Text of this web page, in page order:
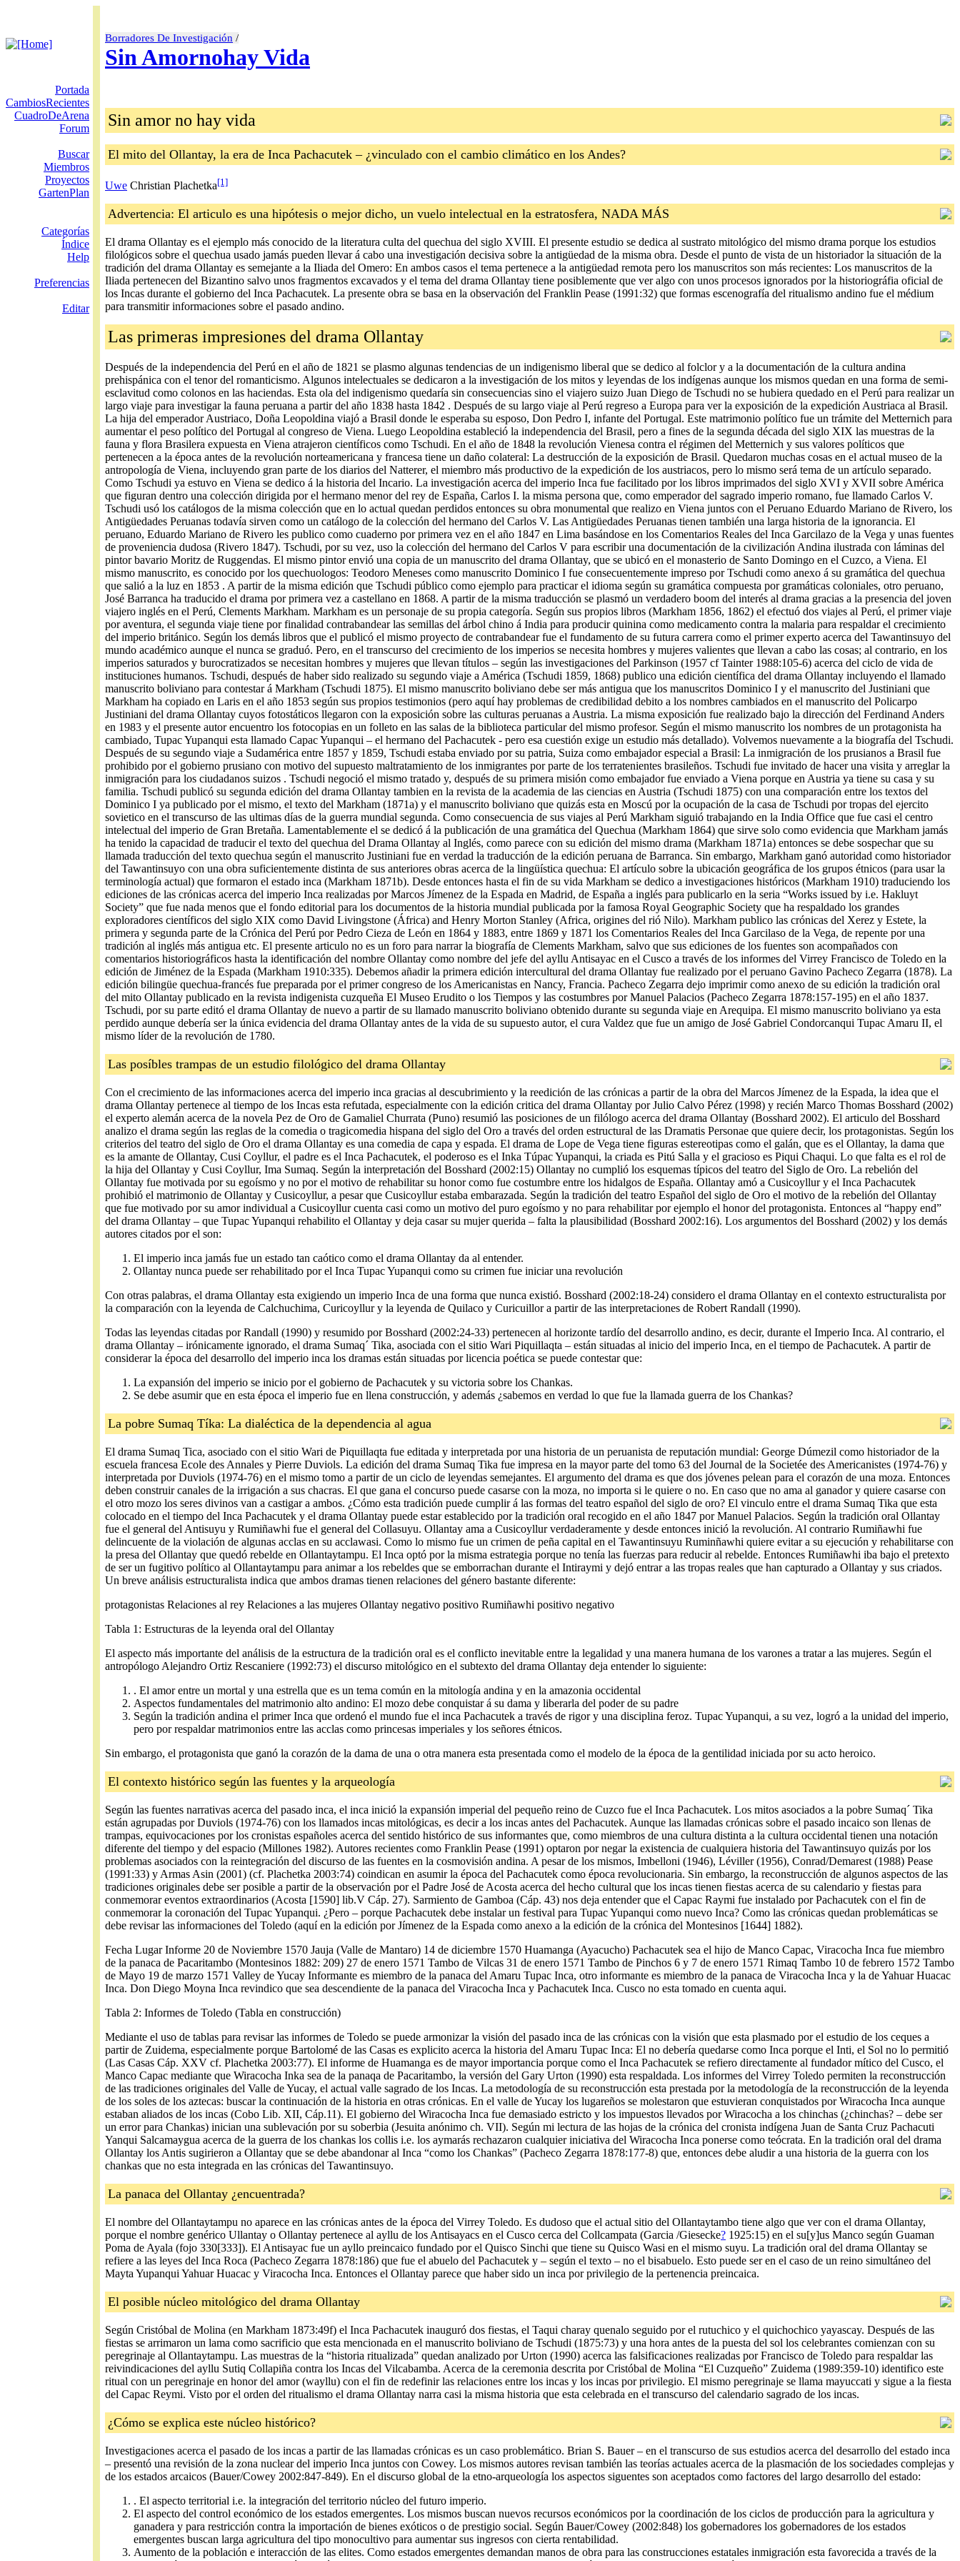
Borradores De Investigación /
Sin Amornohay Vida
Portada
CambiosRecientes
CuadroDeArena
Forum
Buscar
Miembros
Proyectos
GartenPlan
Categorías
Índice
Help
Preferencias
Editar
Sin amor no hay vida
El mito del Ollantay, la era de Inca Pachacutek – ¿vinculado con el cambio climático en los Andes?
Uwe Christian Plachetka[1]
Advertencia: El articulo es una hipótesis o mejor dicho, un vuelo intelectual en la estratosfera, NADA MÁS
El drama Ollantay es el ejemplo más conocido de la literatura culta del quechua del siglo XVIII. El presente estudio se dedica al sustrato mitológico del mismo drama porque los estudios
filológicos sobre el quechua usado jamás pueden llevar á cabo una investigación decisiva sobre la antigüedad de la misma obra. Desde el punto de vista de un historiador la situación de la
tradición del drama Ollantay es semejante a la Iliada del Omero: En ambos casos el tema pertenece a la antigüedad remota pero los manuscritos son más recientes: Los manuscritos de la
Iliada pertenecen del Bizantino salvo unos fragmentos excavados y el tema del drama Ollantay tiene posiblemente que ver algo con unos procesos ignorados por la historiográfia oficial de
los Incas durante el gobierno del Inca Pachacutek. La presente obra se basa en la observación del Franklin Pease (1991:32) que formas escenografía del ritualismo andino fue el médium
para transmitir informaciones sobre el pasado andino.
Las primeras impresiones del drama Ollantay
Después de la independencia del Perú en el año de 1821 se plasmo algunas tendencias de un indigenismo liberal que se dedico al folclor y a la documentación de la cultura andina
prehispánica con el tenor del romanticismo. Algunos intelectuales se dedicaron a la investigación de los mitos y leyendas de los indígenas aunque los mismos quedan en una forma de semi-
esclavitud como colonos en las haciendas. Esta ola del indigenismo quedaría sin consecuencias sino el viajero suizo Juan Diego de Tschudi no se hubiera quedado en el Perú para realizar un
largo viaje para investigar la fauna peruana a partir del año 1838 hasta 1842 . Después de su largo viaje al Perú regreso a Europa para ver la exposición de la expedición Austriaca al Brasil.
La hija del emperador Austriaco, Doña Leopoldina viajó a Brasil donde le esperaba su esposo, Don Pedro I, infante del Portugal. Este matrimonio político fue un trámite del Metternich para
aumentar el peso político del Portugal al congreso de Viena. Luego Leopoldina estableció la independencia del Brasil, pero a fines de la segunda década del siglo XIX las muestras de la
fauna y flora Brasilera expuesta en Viena atrajeron científicos como Tschudi. En el año de 1848 la revolución Vienesa contra el régimen del Metternich y sus valores políticos que
pertenecen a la época antes de la revolución norteamericana y francesa tiene un daño colateral: La destrucción de la exposición de Brasil. Quedaron muchas cosas en el actual museo de la
antropología de Viena, incluyendo gran parte de los diarios del Natterer, el miembro más productivo de la expedición de los austriacos, pero lo mismo será tema de un artículo separado.
Como Tschudi ya estuvo en Viena se dedico á la historia del Incario. La investigación acerca del imperio Inca fue facilitado por los libros imprimados del siglo XVI y XVII sobre América
que figuran dentro una colección dirigida por el hermano menor del rey de España, Carlos I. la misma persona que, como emperador del sagrado imperio romano, fue llamado Carlos V.
Tschudi usó los catálogos de la misma colección que en lo actual quedan perdidos entonces su obra monumental que realizo en Viena juntos con el Peruano Eduardo Mariano de Rivero, los
Antigüedades Peruanas todavía sirven como un catálogo de la colección del hermano del Carlos V. Las Antigüedades Peruanas tienen también una larga historia de la ignorancia. El
peruano, Eduardo Mariano de Rivero les publico como cuaderno por primera vez en el año 1847 en Lima basándose en los Comentarios Reales del Inca Garcilazo de la Vega y unas fuentes
de proveniencia dudosa (Rivero 1847). Tschudi, por su vez, uso la colección del hermano del Carlos V para escribir una documentación de la civilización Andina ilustrada con láminas del
pintor bavario Moritz de Ruggendas. El mismo pintor envió una copia de un manuscrito del drama Ollantay, que se ubicó en el monasterio de Santo Domingo en el Cuzco, a Viena. El
mismo manuscrito, es conocido por los quechuologos: Teodoro Meneses como manuscrito Dominico I fue consecuentemente impreso por Tschudi como anexo á su gramática del quechua
que salió a la luz en 1853 . A partir de la misma edición que Tschudi público como ejemplo para practicar el idioma según su gramática compuesta por gramáticas coloniales, otro peruano,
José Barranca ha traducido el drama por primera vez a castellano en 1868. A partir de la misma traducción se plasmó un verdadero boom del interés al drama gracias a la presencia del joven
viajero inglés en el Perú, Clements Markham. Markham es un personaje de su propia categoría. Según sus propios libros (Markham 1856, 1862) el efectuó dos viajes al Perú, el primer viaje
por aventura, el segunda viaje tiene por finalidad contrabandear las semillas del árbol chino á India para producir quinina como medicamento contra la malaria para respaldar el crecimiento
del imperio británico. Según los demás libros que el publicó el mismo proyecto de contrabandear fue el fundamento de su futura carrera como el primer experto acerca del Tawantinsuyo del
mundo académico aunque el nunca se graduó. Pero, en el transcurso del crecimiento de los imperios se necesita hombres y mujeres valientes que llevan a cabo las cosas; al contrario, en los
imperios saturados y burocratizados se necesitan hombres y mujeres que llevan títulos – según las investigaciones del Parkinson (1957 cf Tainter 1988:105-6) acerca del ciclo de vida de
instituciones humanos. Tschudi, después de haber sido realizado su segundo viaje a América (Tschudi 1859, 1868) publico una edición científica del drama Ollantay incluyendo el llamado
manuscrito boliviano para contestar á Markham (Tschudi 1875). El mismo manuscrito boliviano debe ser más antigua que los manuscritos Dominico I y el manuscrito del Justiniani que
Markham ha copiado en Laris en el año 1853 según sus propios testimonios (pero aquí hay problemas de credibilidad debito a los nombres cambiados en el manuscrito del Policarpo
Justiniani del drama Ollantay cuyos fotostáticos llegaron con la exposición sobre las culturas peruanas a Austria. La misma exposición fue realizado bajo la dirección del Ferdinand Anders
en 1983 y el presente autor encuentro los fotocopias en un folleto en las salas de la biblioteca particular del mismo profesor. Según el mismo manuscrito los nombres de un protagonista ha
cambiado, Tupac Yupanqui esta llamado Capac Yupanqui – el hermano del Pachacutek - pero esa cuestión exige un estudio más detallado). Volvemos nuevamente a la biografía del Tschudi.
Después de su segundo viaje a Sudamérica entre 1857 y 1859, Tschudi estaba enviado por su patria, Suiza como embajador especial a Brasil: La inmigración de los prusianos a Brasil fue
prohibido por el gobierno prusiano con motivo del supuesto maltratamiento de los inmigrantes por parte de los terratenientes brasileños. Tschudi fue invitado de hacer una visita y arreglar la
inmigración para los ciudadanos suizos . Tschudi negoció el mismo tratado y, después de su primera misión como embajador fue enviado a Viena porque en Austria ya tiene su casa y su
familia. Tschudi publicó su segunda edición del drama Ollantay tambien en la revista de la academia de las ciencias en Austria (Tschudi 1875) con una comparación entre los textos del
Dominico I ya publicado por el mismo, el texto del Markham (1871a) y el manuscrito boliviano que quizás esta en Moscú por la ocupación de la casa de Tschudi por tropas del ejercito
sovietico en el transcurso de las ultimas días de la guerra mundial segunda. Como consecuencia de sus viajes al Perú Markham siguió trabajando en la India Office que fue casi el centro
intelectual del imperio de Gran Bretaña. Lamentablemente el se dedicó á la publicación de una gramática del Quechua (Markham 1864) que sirve solo como evidencia que Markham jamás
ha tenido la capacidad de traducir el texto del quechua del Drama Ollantay al Inglés, como parece con su edición del mismo drama (Markham 1871a) entonces se debe sospechar que su
llamada traducción del texto quechua según el manuscrito Justiniani fue en verdad la traducción de la edición peruana de Barranca. Sin embargo, Markham ganó autoridad como historiador
del Tawantinsuyo con una obra suficientemente distinta de sus anteriores obras acerca de la lingüística quechua: El artículo sobre la ubicación geográfica de los grupos étnicos (para usar la
terminología actual) que formaron el estado inca (Markham 1871b). Desde entonces hasta el fin de su vida Markham se dedico a investigaciones históricos (Markham 1910) traduciendo los
ediciones de las crónicas acerca del imperio Inca realizadas por Marcos Jímenez de la Espada en Madrid, de España a inglés para publicarlo en la seria “Works issued by i.e. Hakluyt
Society” que fue nada menos que el fondo editorial para los documentos de la historia mundial publicada por la famosa Royal Geographic Society que ha respaldado los grandes
exploradores científicos del siglo XIX como David Livingstone (África) and Henry Morton Stanley (Africa, origines del rió Nilo). Markham publico las crónicas del Xerez y Estete, la
primera y segunda parte de la Crónica del Perú por Pedro Cieza de León en 1864 y 1883, entre 1869 y 1871 los Comentarios Reales del Inca Garcilaso de la Vega, de repente por una
tradición al inglés más antigua etc. El presente articulo no es un foro para narrar la biografía de Clements Markham, salvo que sus ediciones de los fuentes son acompañados con
comentarios historiográficos hasta la identificación del nombre Ollantay como nombre del jefe del ayllu Antisayac en el Cusco a través de los informes del Virrey Francisco de Toledo en la
edición de Jiménez de la Espada (Markham 1910:335). Debemos añadir la primera edición intercultural del drama Ollantay fue realizado por el peruano Gavino Pacheco Zegarra (1878). La
edición bilingüe quechua-francés fue preparada por el primer congreso de los Americanistas en Nancy, Francia. Pacheco Zegarra dejo imprimir como anexo de su edición la tradición oral
del mito Ollantay publicado en la revista indigenista cuzqueña El Museo Erudito o los Tiempos y las costumbres por Manuel Palacios (Pacheco Zegarra 1878:157-195) en el año 1837.
Tschudi, por su parte editó el drama Ollantay de nuevo a partir de su llamado manuscrito boliviano obtenido durante su segunda viaje en Arequipa. El mismo manuscrito boliviano ya esta
perdido aunque debería ser la única evidencia del drama Ollantay antes de la vida de su supuesto autor, el cura Valdez que fue un amigo de José Gabriel Condorcanqui Tupac Amaru II, el
mismo líder de la revolución de 1780.
Las posíbles trampas de un estudio filológico del drama Ollantay
Con el crecimiento de las informaciones acerca del imperio inca gracias al descubrimiento y la reedición de las crónicas a partir de la obra del Marcos Jímenez de la Espada, la idea que el
drama Ollantay pertenece al tiempo de los Incas esta refutada, especialmente con la edición critica del drama Ollantay por Julio Calvo Pérez (1998) y recién Marco Thomas Bosshard (2002)
el experto alemán acerca de la novela Pez de Oro de Gamaliel Churrata (Puno) resumió las posiciones de un filólogo acerca del drama Ollantay (Bosshard 2002). El articulo del Bosshard
analizo el drama según las reglas de la comedia o tragicomedia hispana del siglo del Oro a través del orden estructural de las Dramatis Personae que quiere decir, los protagonistas. Según los
criterios del teatro del siglo de Oro el drama Ollantay es una comedia de capa y espada. El drama de Lope de Vega tiene figuras estereotipas como el galán, que es el Ollantay, la dama que
es la amante de Ollantay, Cusi Coyllur, el padre es el Inca Pachacutek, el poderoso es el Inka Túpac Yupanqui, la criada es Pitú Salla y el gracioso es Piqui Chaqui. Lo que falta es el rol de
la hija del Ollantay y Cusi Coyllur, Ima Sumaq. Según la interpretación del Bosshard (2002:15) Ollantay no cumplió los esquemas típicos del teatro del Siglo de Oro. La rebelión del
Ollantay fue motivada por su egoísmo y no por el motivo de rehabilitar su honor como fue costumbre entre los hidalgos de España. Ollantay amó a Cusicoyllur y el Inca Pachacutek
prohibió el matrimonio de Ollantay y Cusicoyllur, a pesar que Cusicoyllur estaba embarazada. Según la tradición del teatro Español del siglo de Oro el motivo de la rebelión del Ollantay
que fue motivado por su amor individual a Cusicoyllur cuenta casi como un motivo del puro egoísmo y no para rehabilitar por ejemplo el honor del protagonista. Entonces al “happy end”
del drama Ollantay – que Tupac Yupanqui rehabilito el Ollantay y deja casar su mujer querida – falta la plausibilidad (Bosshard 2002:16). Los argumentos del Bosshard (2002) y los demás
autores citados por el son:
El imperio inca jamás fue un estado tan caótico como el drama Ollantay da al entender.
Ollantay nunca puede ser rehabilitado por el Inca Tupac Yupanqui como su crimen fue iniciar una revolución
Con otras palabras, el drama Ollantay esta exigiendo un imperio Inca de una forma que nunca existió. Bosshard (2002:18-24) considero el drama Ollantay en el contexto estructuralista por
la comparación con la leyenda de Calchuchima, Curicoyllur y la leyenda de Quilaco y Curicuillor a partir de las interpretaciones de Robert Randall (1990).
Todas las leyendas citadas por Randall (1990) y resumido por Bosshard (2002:24-33) pertenecen al horizonte tardío del desarrollo andino, es decir, durante el Imperio Inca. Al contrario, el
drama Ollantay – irónicamente ignorado, el drama Sumaq´ Tika, asociada con el sitio Wari Piquillaqta – están situadas al inicio del imperio Inca, en el tiempo de Pachacutek. A partir de
considerar la época del desarrollo del imperio inca los dramas están situadas por licencia poética se puede contestar que:
La expansión del imperio se inicio por el gobierno de Pachacutek y su victoria sobre los Chankas.
Se debe asumir que en esta época el imperio fue en llena construcción, y además ¿sabemos en verdad lo que fue la llamada guerra de los Chankas?
La pobre Sumaq Tíka: La dialéctica de la dependencia al agua
El drama Sumaq Tica, asociado con el sitio Wari de Piquillaqta fue editada y interpretada por una historia de un peruanista de reputación mundial: George Dúmezil como historiador de la
escuela francesa Ecole des Annales y Pierre Duviols. La edición del drama Sumaq Tika fue impresa en la mayor parte del tomo 63 del Journal de la Societée des Americanistes (1974-76) y
interpretada por Duviols (1974-76) en el mismo tomo a partir de un ciclo de leyendas semejantes. El argumento del drama es que dos jóvenes pelean para el corazón de una moza. Entonces
deben construir canales de la irrigación a sus chacras. El que gana el concurso puede casarse con la moza, no importa si le quiere o no. En caso que no ama al ganador y quiere casarse con
el otro mozo los seres divinos van a castigar a ambos. ¿Cómo esta tradición puede cumplir á las formas del teatro español del siglo de oro? El vinculo entre el drama Sumaq Tika que esta
colocado en el tiempo del Inca Pachacutek y el drama Ollantay puede estar establecido por la tradición oral recogido en el año 1847 por Manuel Palacios. Según la tradición oral Ollantay
fue el general del Antisuyu y Rumiñawhi fue el general del Collasuyu. Ollantay ama a Cusicoyllur verdaderamente y desde entonces inició la revolución. Al contrario Rumiñawhi fue
delincuente de la violación de algunas acclas en su acclawasi. Como lo mismo fue un crimen de peña capital en el Tawantinsuyu Ruminñawhi quiere evitar a su ejecución y rehabilitarse con
la presa del Ollantay que quedó rebelde en Ollantaytampu. El Inca optó por la misma estrategia porque no tenía las fuerzas para reducir al rebelde. Entonces Rumiñawhi iba bajo el pretexto
de ser un fugitivo político al Ollantaytampu para animar a los rebeldes que se emborrachan durante el Intiraymi y dejó entrar a las tropas reales que han capturado a Ollantay y sus criados.
Un breve análisis estructuralista indica que ambos dramas tienen relaciones del género bastante diferente:
protagonistas Relaciones al rey Relaciones a las mujeres Ollantay negativo positivo Rumiñawhi positivo negativo
Tabla 1: Estructuras de la leyenda oral del Ollantay
El aspecto más importante del análisis de la estructura de la tradición oral es el conflicto inevitable entre la legalidad y una manera humana de los varones a tratar a las mujeres. Según el
antropólogo Alejandro Ortiz Rescaniere (1992:73) el discurso mitológico en el subtexto del drama Ollantay deja entender lo siguiente:
. El amor entre un mortal y una estrella que es un tema común en la mitología andina y en la amazonia occidental
Aspectos fundamentales del matrimonio alto andino: El mozo debe conquistar á su dama y liberarla del poder de su padre
Según la tradición andina el primer Inca que ordenó el mundo fue el inca Pachacutek a través de rigor y una disciplina feroz. Tupac Yupanqui, a su vez, logró a la unidad del imperio,
pero por respaldar matrimonios entre las acclas como princesas imperiales y los señores étnicos.
Sin embargo, el protagonista que ganó la corazón de la dama de una o otra manera esta presentada como el modelo de la época de la gentilidad iniciada por su acto heroico.
El contexto histórico según las fuentes y la arqueología
Según las fuentes narrativas acerca del pasado inca, el inca inició la expansión imperial del pequeño reino de Cuzco fue el Inca Pachacutek. Los mitos asociados a la pobre Sumaq´ Tika
están agrupadas por Duviols (1974-76) con los llamados incas mitológicas, es decir a los incas antes del Pachacutek. Aunque las llamadas crónicas sobre el pasado incaico son llenas de
trampas, equivocaciones por los cronistas españoles acerca del sentido histórico de sus informantes que, como miembros de una cultura distinta a la cultura occidental tienen una notación
diferente del tiempo y del espacio (Millones 1982). Autores recientes como Franklin Pease (1991) optaron por negar la existencia de cualquiera historia del Tawantinsuyo quizás por los
problemas asociados con la reintegración del discurso de las fuentes en la cosmovisión andina. A pesar de los mismos, Imbelloni (1946), Léviller (1956), Conrad/Demarest (1988) Pease
(1991:33) y Armas Asin (2001) (cf. Plachetka 2003:74) coindican en asumir la época del Pachacutek como época revolucionaria. Sin embargo, la reconstrucción de algunos aspectos de las
tradiciones originales debe ser posible a partir de la observación por el Padre José de Acosta acerca del hecho cultural que los incas tienen fiestas acerca de su calendario y fiestas para
conmemorar eventos extraordinarios (Acosta [1590] lib.V Cáp. 27). Sarmiento de Gamboa (Cáp. 43) nos deja entender que el Capac Raymi fue instalado por Pachacutek con el fin de
conmemorar la coronación del Tupac Yupanqui. ¿Pero – porque Pachacutek debe instalar un festival para Tupac Yupanqui como nuevo Inca? Como las crónicas quedan problemáticas se
debe revisar las informaciones del Toledo (aquí en la edición por Jímenez de la Espada como anexo a la edición de la crónica del Montesinos [1644] 1882).
Fecha Lugar Informe 20 de Noviembre 1570 Jauja (Valle de Mantaro) 14 de diciembre 1570 Huamanga (Ayacucho) Pachacutek sea el hijo de Manco Capac, Viracocha Inca fue miembro
de la panaca de Pacaritambo (Montesinos 1882: 209) 27 de enero 1571 Tambo de Vilcas 31 de enero 1571 Tambo de Pinchos 6 y 7 de enero 1571 Rimaq Tambo 10 de febrero 1572 Tambo
de Mayo 19 de marzo 1571 Valley de Yucay Informante es miembro de la panaca del Amaru Tupac Inca, otro informante es miembro de la panaca de Viracocha Inca y la de Yahuar Huacac
Inca. Don Diego Moyna Inca revindico que sea descendiente de la panaca del Viracocha Inca y Pachacutek Inca. Cusco no esta tomado en cuenta aqui.
Tabla 2: Informes de Toledo (Tabla en construcción)
Mediante el uso de tablas para revisar las informes de Toledo se puede armonizar la visión del pasado inca de las crónicas con la visión que esta plasmado por el estudio de los ceques a
partir de Zuidema, especialmente porque Bartolomé de las Casas es explicito acerca la historia del Amaru Tupac Inca: El no debería quedarse como Inca porque el Inti, el Sol no lo permitió
(Las Casas Cáp. XXV cf. Plachetka 2003:77). El informe de Huamanga es de mayor importancia porque como el Inca Pachacutek se refiero directamente al fundador mítico del Cusco, el
Manco Capac mediante que Wiracocha Inka sea de la panaqa de Pacaritambo, la versión del Gary Urton (1990) esta respaldada. Los informes del Virrey Toledo permiten la reconstrucción
de las tradiciones originales del Valle de Yucay, el actual valle sagrado de los Incas. La metodología de su reconstrucción esta prestada por la metodología de la reconstrucción de la leyenda
de los soles de los aztecas: buscar la continuación de la historia en otras crónicas. En el valle de Yucay los lugareños se molestaron que estuvieran conquistados por Wiracocha Inca aunque
estaban aliados de los incas (Cobo Lib. XII, Cáp.11). El gobierno del Wiracocha Inca fue demasiado estricto y los impuestos llevados por Wiracocha a los chinchas (¿chinchas? – debe ser
un error para Chankas) inician una sublevación por su soberbia (Jesuita anónimo ch. VII). Según mi lectura de las hojas de la crónica del cronista indígena Juan de Santa Cruz Pachacuti
Yanqui Salcamaygua acerca de la guerra de los chankas los collis i.e. los aymarás rechazaron cualquier iniciativa del Wiracocha Inca ponerse como teócrata. En la tradición oral del drama
Ollantay los Antis sugirieron a Ollantay que se debe abandonar al Inca “como los Chankas” (Pacheco Zegarra 1878:177-8) que, entonces debe aludir a una historia de la guerra con los
chankas que no esta integrada en las crónicas del Tawantinsuyo.
La panaca del Ollantay ¿encuentrada?
El nombre del Ollantaytampu no aparece en las crónicas antes de la época del Virrey Toledo. Es dudoso que el actual sitio del Ollantaytambo tiene algo que ver con el drama Ollantay,
porque el nombre genérico Ullantay o Ollantay pertenece al ayllu de los Antisayacs en el Cusco cerca del Collcampata (Garcia /Giesecke? 1925:15) en el su[y]us Manco según Guaman
Poma de Ayala (fojo 330[333]). El Antisayac fue un ayllo preincaico fundado por el Quisco Sinchi que tiene su Quisco Wasi en el mismo suyu. La tradición oral del drama Ollantay se
refiere a las leyes del Inca Roca (Pacheco Zegarra 1878:186) que fue el abuelo del Pachacutek y – según el texto – no el bisabuelo. Esto puede ser en el caso de un reino simultáneo del
Mayta Yupanqui Yahuar Huacac y Viracocha Inca. Entonces el Ollantay parece que haber sido un inca por privilegio de la pertenencia preincaica.
El posible núcleo mitológico del drama Ollantay
Según Cristóbal de Molina (en Markham 1873:49f) el Inca Pachacutek inauguró dos fiestas, el Taqui charay quenalo seguido por el rutuchico y el quichochico yayascay. Después de las
fiestas se arrimaron un lama como sacrificio que esta mencionada en el manuscrito boliviano de Tschudi (1875:73) y una hora antes de la puesta del sol los celebrantes comienzan con su
peregrinaje al Ollantaytampu. Las muestras de la “historia ritualizada” quedan analizado por Urton (1990) acerca las falsificaciones realizadas por Francisco de Toledo para respaldar las
reivindicaciones del ayllu Sutiq Collapiña contra los Incas del Vilcabamba. Acerca de la ceremonia descrita por Cristóbal de Molina “El Cuzqueño” Zuidema (1989:359-10) identifico este
ritual con un peregrinaje en honor del amor (wayllu) con el fin de redefinir las relaciones entre los incas y los incas por privilegio. El mismo peregrinaje se llama mayuccati y sigue a la fiesta
del Capac Reymi. Visto por el orden del ritualismo el drama Ollantay narra casi la misma historia que esta celebrada en el transcurso del calendario sagrado de los incas.
¿Cómo se explica este núcleo histórico?
Investigaciones acerca el pasado de los incas a partir de las llamadas crónicas es un caso problemático. Brian S. Bauer – en el transcurso de sus estudios acerca del desarrollo del estado inca
– presentó una revisión de la zona nuclear del imperio Inca juntos con Cowey. Los mismos autores revisan también las teorías actuales acerca de la plasmación de los sociedades complejas y
de los estados arcaicos (Bauer/Cowey 2002:847-849). En el discurso global de la etno-arqueología los aspectos siguentes son aceptados como factores del largo desarrollo del estado:
. El aspecto territorial i.e. la integración del territorio núcleo del futuro imperio.
El aspecto del control económico de los estados emergentes. Los mismos buscan nuevos recursos económicos por la coordinación de los ciclos de producción para la agricultura y
ganadera y para restricción contra la importación de bienes exóticos o de prestigio social. Según Bauer/Cowey (2002:848) los gobernadores los gobernadores de los estados
emergentes buscan larga agricultura del tipo monocultivo para aumentar sus ingresos con cierta rentabilidad.
Aumento de la población e interacción de las elites. Como estados emergentes demandan manos de obra para las construcciones estatales inmigración esta favorecida a través de la